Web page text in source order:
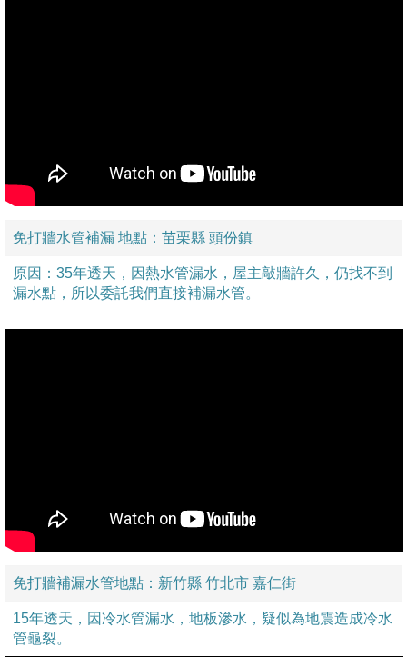
免打牆水管補漏 地點：苗栗縣 頭份鎮
原因：35年透天，因熱水管漏水，屋主敲牆許久，仍找不到
漏水點，所以委託我們直接補漏水管。
免打牆補漏水管地點：新竹縣 竹北市 嘉仁街
15年透天，因冷水管漏水，地板滲水，疑似為地震造成冷水
管龜裂。